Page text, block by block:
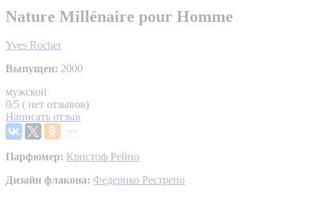
Nature Millénaire pour Homme
Yves Rocher
Выпущен: 2000
мужской
0/5 ( нет отзывов)
Написать отзыв
Парфюмер: Кристоф Рейно
Дизайн флакона: Федерико Рестрепо